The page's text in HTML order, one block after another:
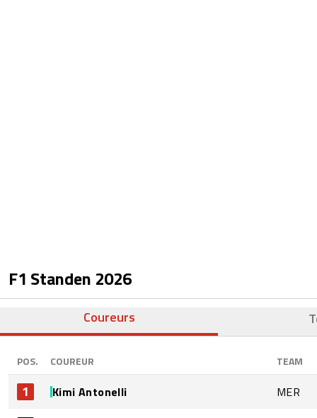
F1 Standen 2026
Coureurs
POS. COUREUR TEAM
1 Kimi Antonelli MER